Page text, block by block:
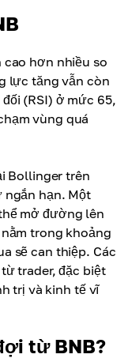
cao hơn nhiều so
lực tăng vẫn còn
(RSI) ở mức 65,
vùng quá
Bollinger trên
ngắn hạn. Một
mở đường lên
trong khoảng
sẽ can thiệp. Các
trader, đặc biệt
trị và kinh tế vĩ
từ BNB?